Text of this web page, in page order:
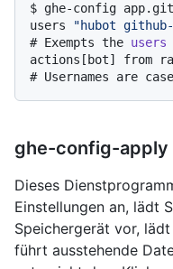
$ ghe-config
users
"hubot
# Exempts the users
actions[bot] from
# Usernames are
ghe-config-apply
Dieses
Einstellungen an, lädt
Speichergerät vor,
führt ausstehende